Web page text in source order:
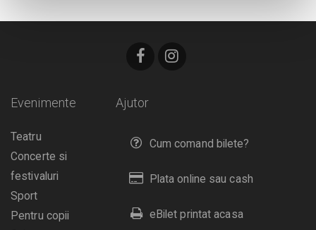
Ajutor
Cum comand bilete?
Plata online sau cash
eBilet printat acasa
Evenimente
Teatru
Concerte si
festivaluri
Sport
Pentru copii